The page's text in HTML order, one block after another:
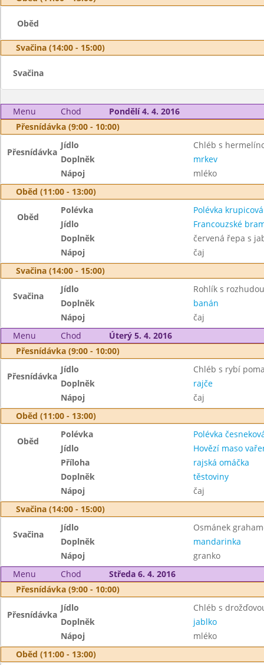
Oběd
Svačina (14:00 - 15:00)
Svačina
Menu Chod
Pondělí 4. 4. 2016
Přesnídávka (9:00 - 10:00)
Přesnídávka
Jídlo
Chléb s
Doplněk
mrkev
Nápoj
mléko
Oběd (11:00 - 13:00)
Oběd
Polévka
Polévka
Jídlo
Francouzské
Doplněk
červená řepa s
Nápoj
čaj
Svačina (14:00 - 15:00)
Svačina
Jídlo
Rohlík s rozhudou
Doplněk
banán
Nápoj
čaj
Menu
Chod
Úterý 5. 4. 2016
Přesnídávka (9:00 - 10:00)
Přesnídávka
Jídlo
Chléb s rybí
Doplněk
rajče
Nápoj
čaj
Oběd (11:00 - 13:00)
Oběd
Polévka
Polévka
Jídlo
Hovězí maso
Příloha
rajská omáčka
Doplněk
těstoviny
Nápoj
čaj
Svačina (14:00 - 15:00)
Svačina
Jídlo
Osmánek
Doplněk
mandarinka
Nápoj
granko
Menu
Chod
Středa 6. 4. 2016
Přesnídávka (9:00 - 10:00)
Přesnídávka
Jídlo
Chléb s
Doplněk
jablko
Nápoj
mléko
Oběd (11:00 - 13:00)